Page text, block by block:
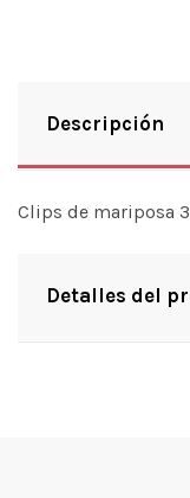
Descripción
Clips de mariposa
Detalles del